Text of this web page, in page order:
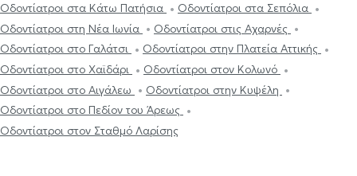
Οδοντίατροι στα Κάτω Πατήσια
Οδοντίατροι στα Σεπόλια
Οδοντίατροι στη Νέα Ιωνία
Οδοντίατροι στις Αχαρνές
Οδοντίατροι στο Γαλάτσι
Οδοντίατροι στην Πλατεία Αττικής
Οδοντίατροι στο Χαϊδάρι
Οδοντίατροι στον Κολωνό
Οδοντίατροι στο Αιγάλεω
Οδοντίατροι στην Κυψέλη
Οδοντίατροι στο Πεδίον του Άρεως
Οδοντίατροι στον Σταθμό Λαρίσης